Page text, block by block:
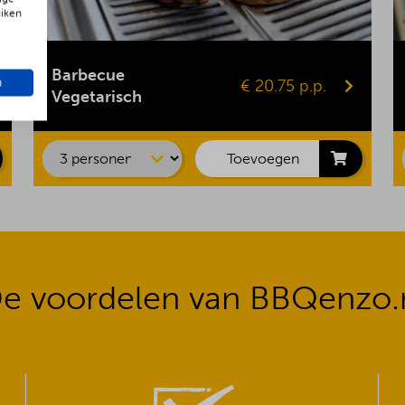
Barbecue
Vegetarisch
€ 20.75 p.p.
Vegaburger
Groentespies
Portobello
Toevoegen
voordelen van